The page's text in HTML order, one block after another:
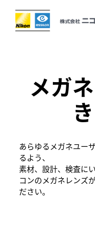
ニ
企業
採用に
メガ
あらゆるメガネユー
るよう、
素材、設計、検査に
コンのメガネレンズ
ださい。